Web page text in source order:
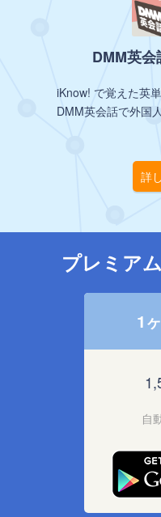
DMM英会
iKnow! で覚えた英
DMM英会話で外国
詳
プレミア
1
自